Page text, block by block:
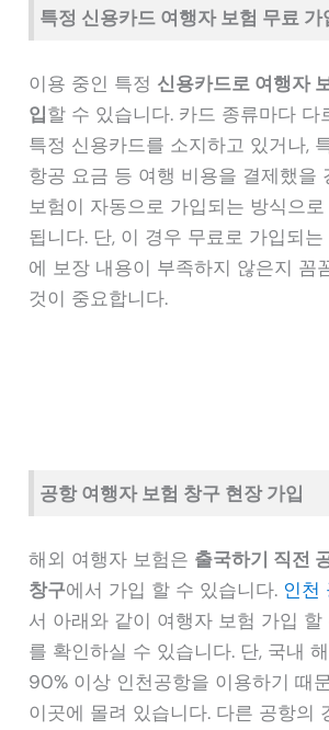
특정 신용카드 여행자 보험 무료 가
이용 중인 특정 신용카드로 여행자
입할 수 있습니다. 카드 종류마다 다
특정 신용카드를 소지하고 있거나,
항공 요금 등 여행 비용을 결제했을
보험이 자동으로 가입되는 방식으
됩니다. 단, 이 경우 무료로 가입되
에 보장 내용이 부족하지 않은지 꼼
것이 중요합니다.
공항 여행자 보험 창구 현장 가입
해외 여행자 보험은 출국하기 직전
창구에서 가입 할 수 있습니다. 인천
서 아래와 같이 여행자 보험 가입 할
를 확인하실 수 있습니다. 단, 국내
90% 이상 인천공항을 이용하기 때
이곳에 몰려 있습니다. 다른 공항의